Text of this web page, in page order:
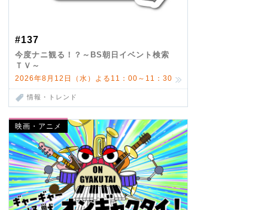
#137
今度ナニ観る！？～BS朝日イベント検索
ＴＶ～
2026年8月12日（水）よる11：00～11：30
情報・トレンド
映画・アニメ